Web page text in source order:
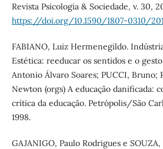
Revista Psicologia & Sociedade, v. 30,
https://doi.org/10.1590/1807-0310/
FABIANO, Luiz Hermenegildo.
Estética: reeducar os sentidos e o
Antonio Álvaro Soares; PUCCI, Bruno;
Newton (orgs) A educação danificada:
crítica da educação. Petrópolis/São
1998.
GAJANIGO, Paulo Rodrigues e